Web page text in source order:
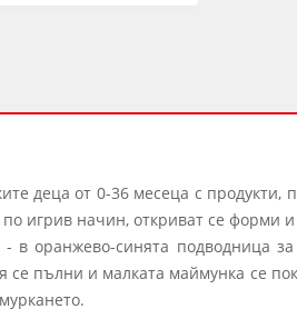
деца от 0-36 месеца с
игрив начин, откриват се форми
в оранжево-синята подводница
пълни и малката маймунка се